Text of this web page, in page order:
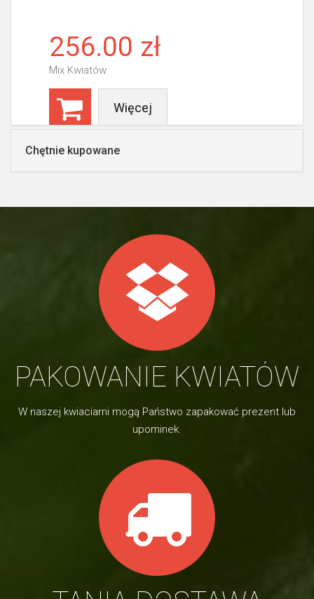
256.00 zł
Mix Kwiatów
Więcej
Chętnie kupowane
PAKOWANIE KWIATÓW
W naszej kwiaciarni mogą Państwo zapakować prezent lub
upominek.